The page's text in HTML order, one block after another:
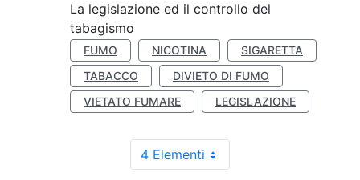
La legislazione ed il controllo del
tabagismo
FUMO NICOTINA
SIGARETTA
TABACCO
DIVIETO DI FUMO
VIETATO FUMARE
LEGISLAZIONE
4 Elementi